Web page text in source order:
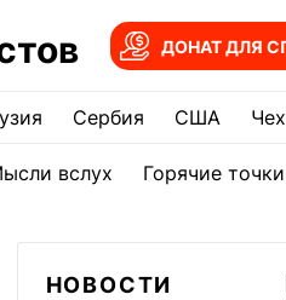
ДОНАТ ДЛЯ
Сербия США
вслух Горячие точки
НОВОСТИ